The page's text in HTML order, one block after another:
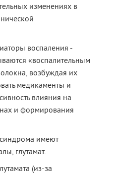
изменениях в
воспаления -
«воспалительным
возбуждая их
медикаменты и
влияния на
и формирования
имеют
глутамат.
(из-за